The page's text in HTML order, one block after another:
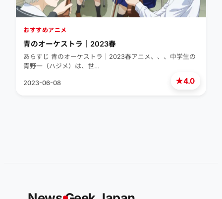
★4.0
おすすめアニメ
青のオーケストラ｜2023春
あらすじ 青のオーケストラ｜2023春アニメ、、、中学生の
青野一（ハジメ）は、世…
2023-06-08